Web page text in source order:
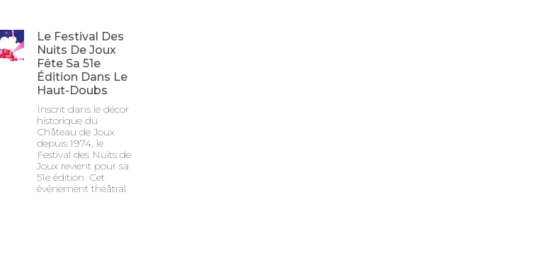
Le Festival Des
Nuits De Joux
Fête Sa 51e
Édition Dans Le
Haut-Doubs
Inscrit dans le décor
historique du
Château de Joux
depuis 1974, le
Festival des Nuits de
Joux revient pour sa
51e édition. Cet
événement théâtral